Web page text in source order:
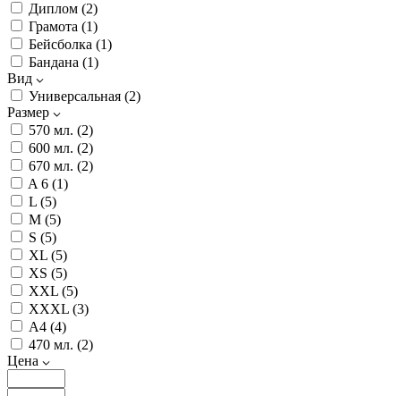
Диплом (2)
Грамота (1)
Бейсболка (1)
Бандана (1)
Вид
Универсальная (2)
Размер
570 мл. (2)
600 мл. (2)
670 мл. (2)
A 6 (1)
L (5)
M (5)
S (5)
XL (5)
XS (5)
XXL (5)
XXXL (3)
А4 (4)
470 мл. (2)
Цена